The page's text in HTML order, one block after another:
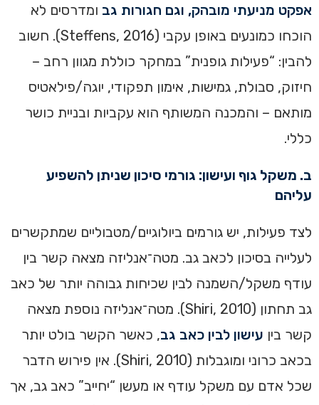
אפקט מניעתי מובהק, וגם חגורות גב ומדרסים לא
הוכחו כמונעים באופן עקבי (Steffens, 2016). חשוב
להבין: “פעילות גופנית” במחקר כוללת מגוון רחב –
חיזוק, סבולת, גמישות, אימון תפקודי, יוגה/פילאטיס
מותאם – והמכנה המשותף הוא עקביות ובניית כושר
כללי.
ב. משקל גוף ועישון: גורמי סיכון שניתן להשפיע
עליהם
לצד פעילות, יש גורמים ביולוגיים/מטבוליים שמתקשרים
לעלייה בסיכון לכאב גב. מטה־אנליזה מצאה קשר בין
עודף משקל/השמנה לבין שכיחות גבוהה יותר של כאב
גב תחתון (Shiri, 2010). מטה־אנליזה נוספת מצאה
קשר בין עישון לבין כאב גב, כאשר הקשר בולט יותר
בכאב כרוני ומוגבלות (Shiri, 2010). אין פירוש הדבר
שכל אדם עם משקל עודף או מעשן “יחייב” כאב גב, אך